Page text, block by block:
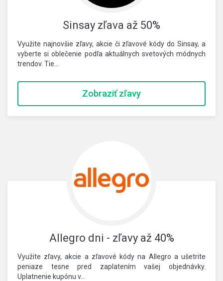
Sinsay zľava až 50%
Využite najnovšie zľavy, akcie či zľavové kódy do Sinsay, a
vyberte si oblečenie podľa aktuálnych svetových módnych
trendov. Tie…
Zobraziť zľavy
Allegro dni - zľavy až 40%
Využite zľavy, akcie a zľavové kódy na Allegro a ušetrite
peniaze tesne pred zaplatením vašej objednávky.
Uplatnenie kupónu v…